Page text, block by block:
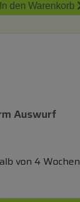
In den Warenkorb
Auswurf
von 4 Wochen